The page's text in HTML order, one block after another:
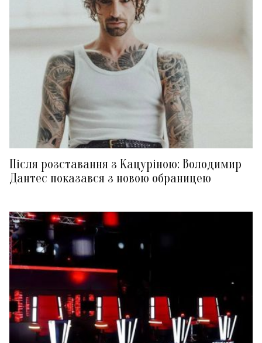
Після розставання з Кацуріною: Володимир
Дантес показався з новою обраницею